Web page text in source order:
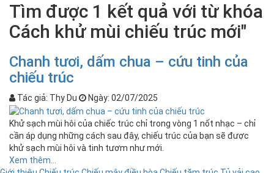
Tìm được 1 kết quả với từ khóa
Cách khử mùi chiếu trúc mới"
Chanh tươi, dấm chua – cứu tinh của
chiếu trúc
Tác giả: Thy Du Ngày: 02/07/2025
Khử sạch mùi hôi của chiếc trúc chỉ trong vòng 1 nốt nhạc – chỉ
cần áp dụng những cách sau đây, chiếu trúc của bạn sẽ được
khử sạch mùi hôi và tinh tươm như mới.
Xem thêm...